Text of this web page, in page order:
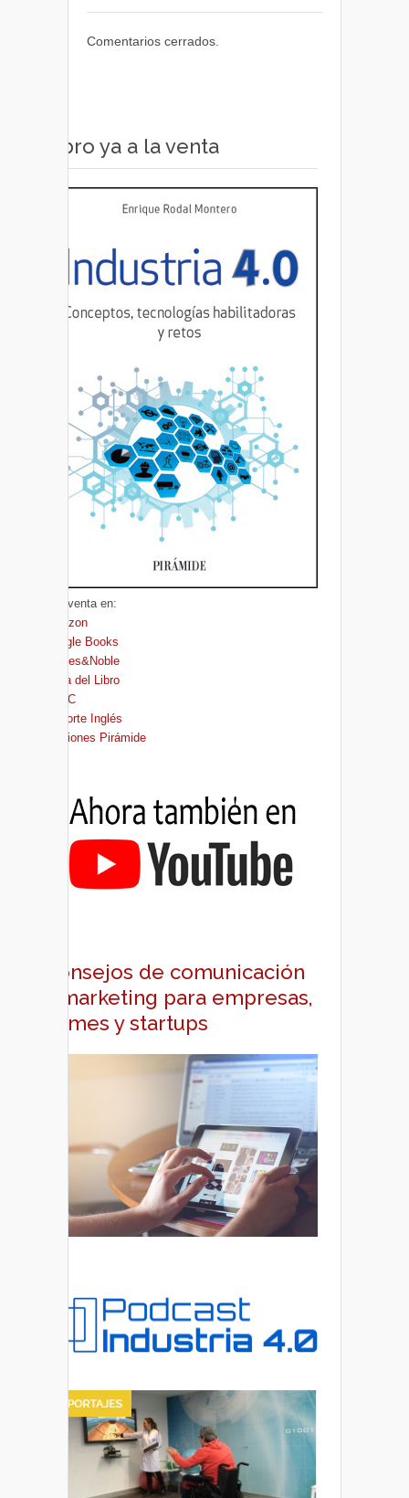
Comentarios cerrados.
Libro ya a la venta
A la venta en:
Amazon
Google Books
Barnes&Noble
Casa del Libro
FNAC
El Corte Inglés
Ediciones Pirámide
Consejos de comunicación
y marketing para empresas,
pymes y startups